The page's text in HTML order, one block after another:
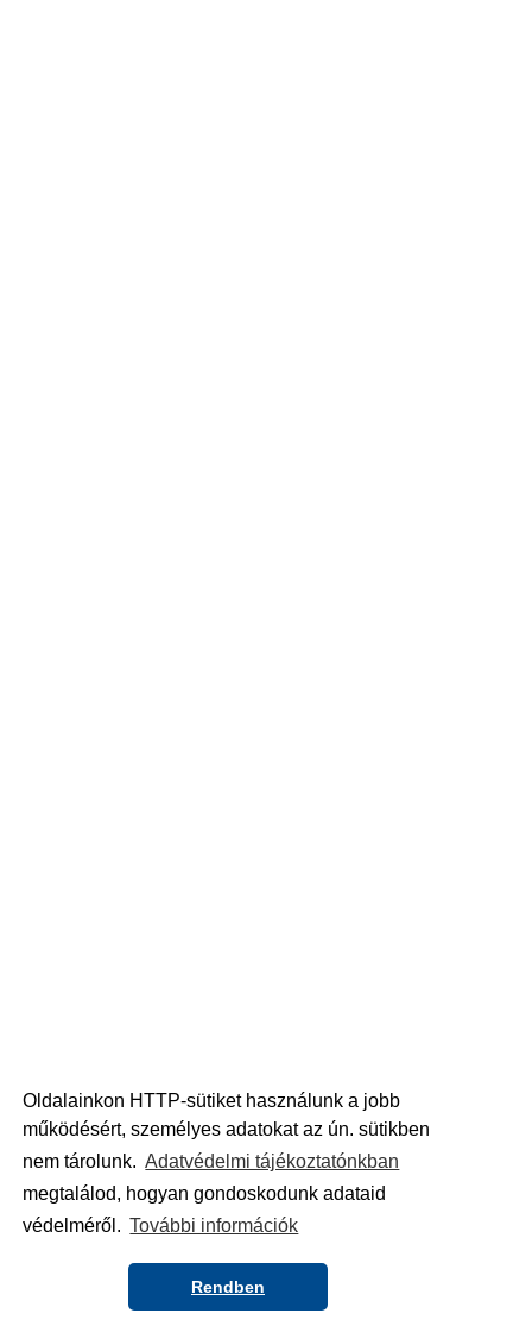
Oldalainkon HTTP-sütiket használunk a jobb
működésért, személyes adatokat az ún. sütikben
nem tárolunk. Adatvédelmi tájékoztatónkban
megtalálod, hogyan gondoskodunk adataid
védelméről. További információk
Rendben